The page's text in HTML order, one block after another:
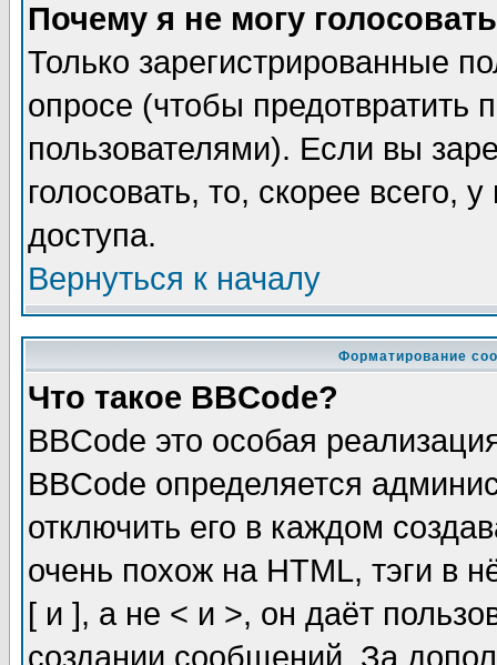
Почему я не могу
Только зарегистрированные
опросе (чтобы предотвратить
пользователями). Если вы
голосовать, то, скорее всего,
доступа.
Вернуться к началу
Форматирование
Что такое BBCode?
BBCode это особая
BBCode определяется
отключить его в каждом
очень похож на HTML, тэги в
[ и ], а не < и >, он даёт
создании сообщений. За